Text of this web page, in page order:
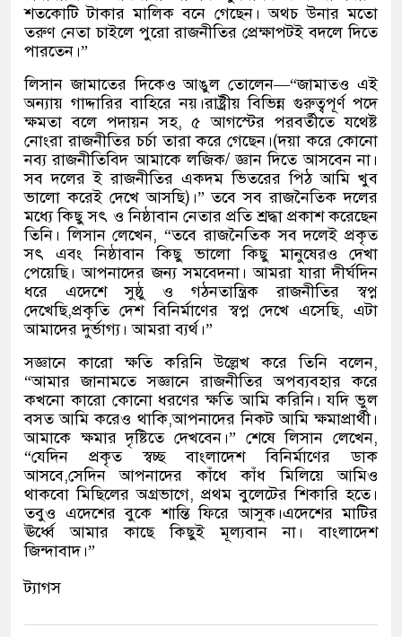
শতকোটি টাকার মালিক বনে গেছেন। অথচ উনার মতো
তরুণ নেতা চাইলে পুরো রাজনীতির প্রেক্ষাপটই বদলে দিতে
পারতেন।”
লিসান জামাতের দিকেও আঙুল তোলেন—“জামাতও এই
অন্যায় গাদ্দারির বাহিরে নয়।রাষ্ট্রীয় বিভিন্ন গুরুত্বপূর্ণ পদে
ক্ষমতা বলে পদায়ন সহ, ৫ আগস্টের পরবর্তীতে যথেষ্ট
নোংরা রাজনীতির চর্চা তারা করে গেছেন।(দয়া করে কোনো
নব্য রাজনীতিবিদ আমাকে লজিক/ জ্ঞান দিতে আসবেন না।
সব দলের ই রাজনীতির একদম ভিতরের পিঠ আমি খুব
ভালো করেই দেখে আসছি)।” তবে সব রাজনৈতিক দলের
মধ্যে কিছু সৎ ও নিষ্ঠাবান নেতার প্রতি শ্রদ্ধা প্রকাশ করেছেন
তিনি। লিসান লেখেন, “তবে রাজনৈতিক সব দলেই প্রকৃত
সৎ এবং নিষ্ঠাবান কিছু ভালো কিছু মানুষেরও দেখা
পেয়েছি। আপনাদের জন্য সমবেদনা। আমরা যারা দীর্ঘদিন
ধরে এদেশে সুষ্ঠু ও গঠনতান্ত্রিক রাজনীতির স্বপ্ন
দেখেছি,প্রকৃতি দেশ বিনির্মাণের স্বপ্ন দেখে এসেছি, এটা
আমাদের দুর্ভাগ্য। আমরা ব্যর্থ।”
সজ্ঞানে কারো ক্ষতি করিনি উল্লেখ করে তিনি বলেন,
“আমার জানামতে সজ্ঞানে রাজনীতির অপব্যবহার করে
কখনো কারো কোনো ধরণের ক্ষতি আমি করিনি। যদি ভুল
বসত আমি করেও থাকি,আপনাদের নিকট আমি ক্ষমাপ্রার্থী।
আমাকে ক্ষমার দৃষ্টিতে দেখবেন।” শেষে লিসান লেখেন,
“যেদিন প্রকৃত স্বচ্ছ বাংলাদেশ বিনির্মাণের ডাক
আসবে,সেদিন আপনাদের কাঁধে কাঁধ মিলিয়ে আমিও
থাকবো মিছিলের অগ্রভাগে, প্রথম বুলেটের শিকারি হতে।
তবুও এদেশের বুকে শান্তি ফিরে আসুক।এদেশের মাটির
ঊর্ধ্বে আমার কাছে কিছুই মূল্যবান না। বাংলাদেশ
জিন্দাবাদ।”
ট্যাগস